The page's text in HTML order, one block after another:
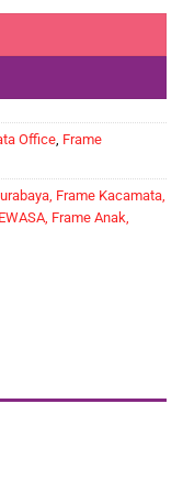
Office Frame
Frame Kacamata,
Frame Anak,